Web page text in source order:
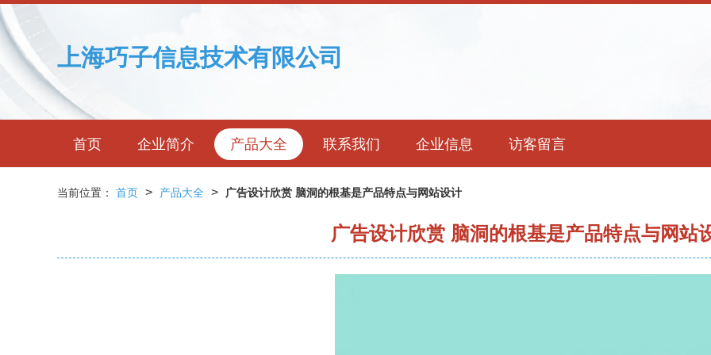
上海巧子信息技术有限公司
首页 企业简介 产品大全 联系我们 企业信息 访客留言
当前位置： 首页 > 产品大全 > 广告设计欣赏 脑洞的根基是产品特点与网站设计
广告设计欣赏 脑洞的根基是产品特点与网站